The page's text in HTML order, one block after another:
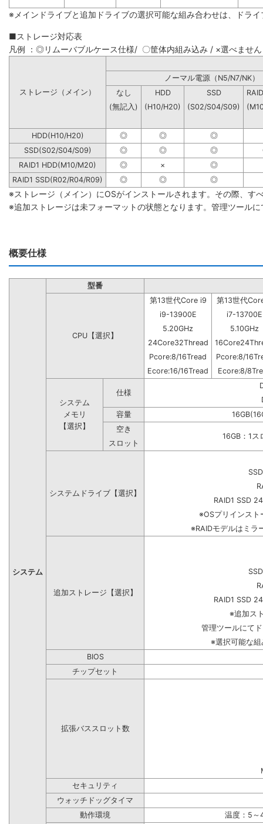
※メインドライブと追加ドライブの選択可能な組み合わせは、ドラ
■ストレージ対応表
凡例 ：◎リムーバブルケース仕様/ 〇筐体内組み込み / ×選べません
ノーマル電源（N5/
ストレージ（メイン）
なし HDD SSD
(無記入)
(H10/H20) (S02/S04/S09)
HDD(H10/H20) ◎ ◎
◎
SSD(S02/S04/S09)
◎ ◎ ◎
RAID1 HDD(M10/M20)
◎ ×
◎
RAID1 SSD(R02/R04/R09)
◎ ◎ ◎
※ストレージ（メイン）にOSがインストールされます。その際、す
※追加ストレージは未フォーマットの状態となります。管理ツール
概要仕様
システム
型番
CPU【選択】
第13世代Core i9
第13世代
i9-13900E
i7-13700E
5.20GHz
5.10GHz
24Core32Thread
Pcore:8/16Tread
Pcore:8/
Ecore:16/16Tread
Ecore:8/
システム
メモリ
【選択】
仕様
容量
空き
16GB：1
スロット
システムドライブ【選択】
RAID1 SSD
※OSプリインスト
※RAIDモデルはミラ
追加ストレージ【選択】
RAID1 SSD
※追加ス
管理ツールにて
※選択可能な
BIOS
チップセット
拡張バススロット数
セキュリティ
ウォッチドッグタイマ
動作環境
温度：5